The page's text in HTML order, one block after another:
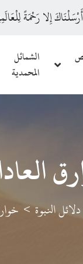
إِلا رَحْمَةً
الشمائل
المحمدية
دلائل النبوة